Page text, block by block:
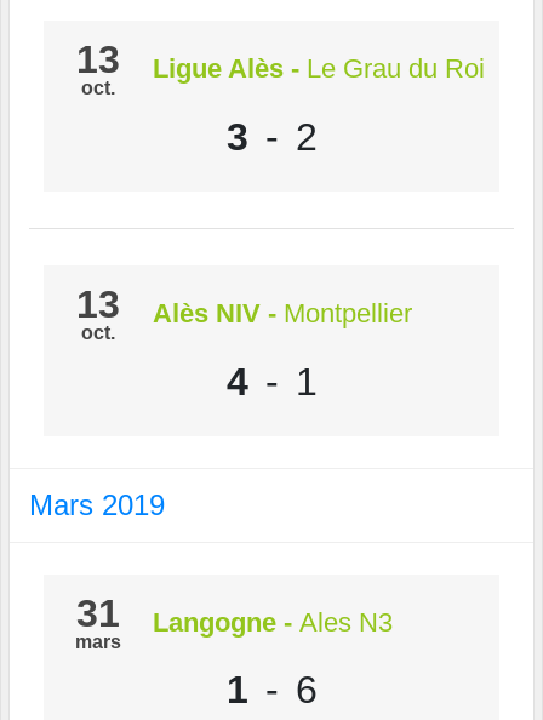
13
oct.
Ligue Alès - Le Grau du Roi
3 - 2
13
oct.
Alès NIV - Montpellier
4 - 1
Mars 2019
31
mars
Langogne - Ales N3
1 - 6